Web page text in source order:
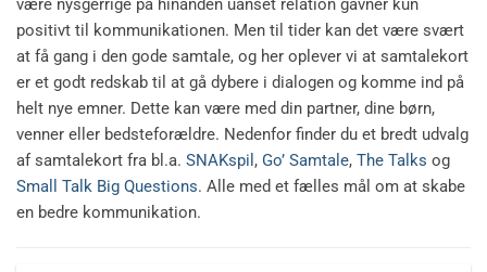
være nysgerrige på hinanden uanset relation gavner kun
positivt til kommunikationen. Men til tider kan det være svært
at få gang i den gode samtale, og her oplever vi at samtalekort
er et godt redskab til at gå dybere i dialogen og komme ind på
helt nye emner. Dette kan være med din partner, dine børn,
venner eller bedsteforældre. Nedenfor finder du et bredt udvalg
af samtalekort fra bl.a. SNAKspil , Go’ Samtale, The Talks og
Small Talk Big Questions. Alle med et fælles mål om at skabe
en bedre kommunikation.